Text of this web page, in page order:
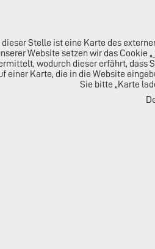
dieser Stelle ist eine Karte des
Website setzen wir das Cookie
wodurch dieser erfährt, dass
einer Karte, die in die Website
Sie bitte „Karte